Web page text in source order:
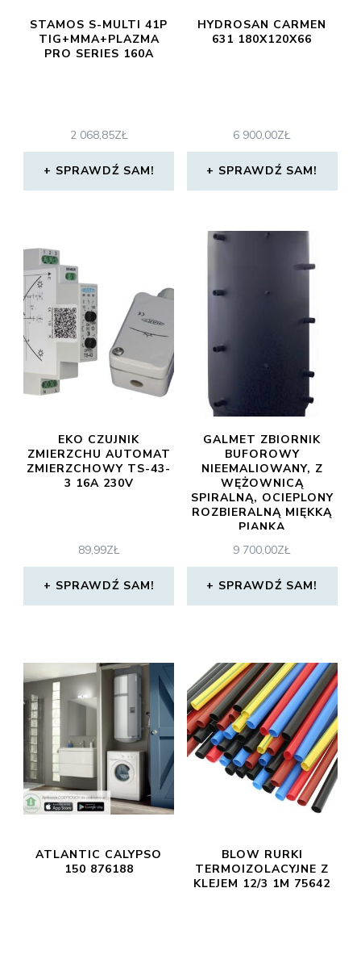
STAMOS S-MULTI 41P
TIG+MMA+PLAZMA
PRO SERIES 160A
2 068,85ZŁ
SPRAWDŹ SAM!
HYDROSAN CARMEN
631 180X120X66
6 900,00ZŁ
SPRAWDŹ SAM!
EKO CZUJNIK
ZMIERZCHU AUTOMAT
ZMIERZCHOWY TS-43-
3 16A 230V
89,99ZŁ
SPRAWDŹ SAM!
GALMET ZBIORNIK
BUFOROWY
NIEEMALIOWANY, Z
WĘŻOWNICĄ
SPIRALNĄ, OCIEPLONY
ROZBIERALNĄ MIĘKKĄ
PIANKĄ
150600
9 700,00ZŁ
SPRAWDŹ SAM!
ATLANTIC CALYPSO
150 876188
BLOW RURKI
TERMOIZOLACYJNE Z
KLEJEM 12/3 1M 75642